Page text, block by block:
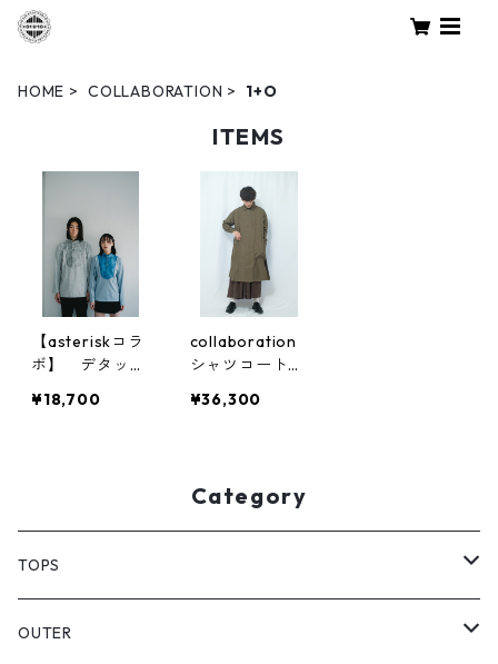
HOME COLLABORATION 1+O
ITEMS
【asteriskコラ
ボ】 デタッチ
シャツ
¥18,700
collaboration
シャツコート
ル・カラー&カ
¥36,300
Category
TOPS
PULL OVER
OUTER